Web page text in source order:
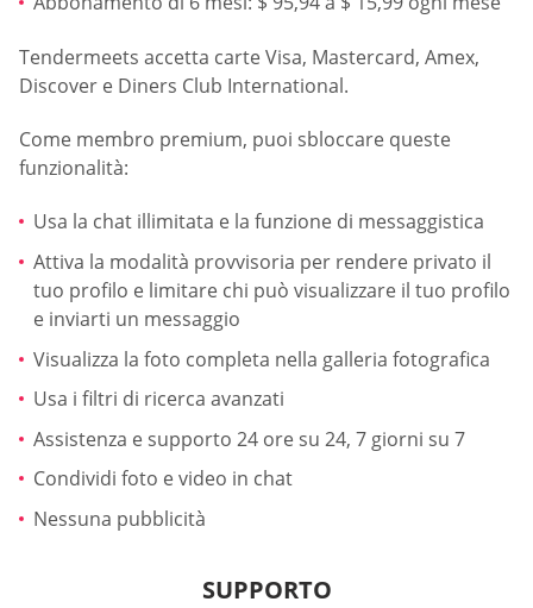
Tendermeets accetta carte Visa, Mastercard, Amex,
Discover e Diners Club International.
Come membro premium, puoi sbloccare queste
funzionalità:
Usa la chat illimitata e la funzione di messaggistica
Attiva la modalità provvisoria per rendere privato il
tuo profilo e limitare chi può visualizzare il tuo profilo
e inviarti un messaggio
Visualizza la foto completa nella galleria fotografica
Usa i filtri di ricerca avanzati
Assistenza e supporto 24 ore su 24, 7 giorni su 7
Condividi foto e video in chat
Nessuna pubblicità
SUPPORTO